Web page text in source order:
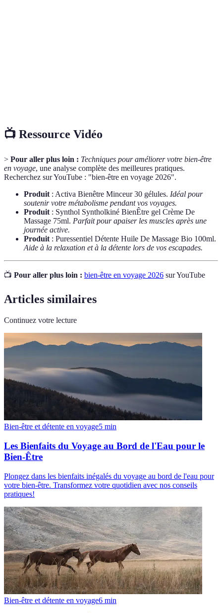
📺 Ressource Vidéo
> Pour aller plus loin : Techniques pour améliorer votre bien-être
en voyage, une analyse complète des meilleures pratiques.
Recherchez sur YouTube : "bien-être en voyage 2026".
Produit: Activa Bienêtre Minceur 30 gélules. Idéal pour
soutenir votre métabolisme pendant vos voyages.
Produit: Synthol Syntholkiné BienÊtre gel Crème De
Massage 75ml. Parfait pour apaiser les muscles après une
journée active.
Produit: Puressentiel Détente Huile De Massage Bio 100ml.
Aide à la relaxation et à la détente lors de vos escapades.
📺 Pour aller plus loin : bien-être en voyage 2026 sur YouTube
Articles similaires
Continuez votre lecture
Bien-être et détente en voyage5 min
Les Bienfaits du Voyage au Bord de l'Eau pour le
Bien-Être
Plongez dans les bienfaits inégalés du voyage au bord de l'eau pour
votre bien-être. Transformez votre quotidien avec nos conseils
pratiques!
Bien-être et détente en voyage6 min